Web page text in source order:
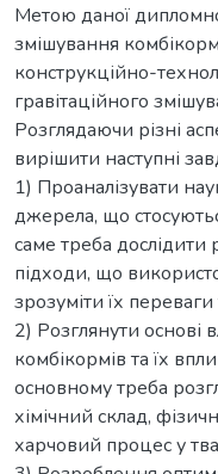
Метою даної
змішування
конструкційно-
гравітаційного
Розглядаючи різні
вирішити наступні
1) Проаналізувати
джерела, що
саме треба дослідити
підходи, що
зрозуміти їх
2) Розглянути основі
комбікормів та їх
основному треба
хімічний склад,
харчовий процес у